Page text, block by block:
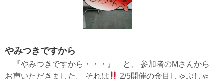
やみつきですから
『やみつきですから・・・』 と、 参加者のMさんから
お声いただきました。 それは
2/5開催の金目しゃぶしゃ